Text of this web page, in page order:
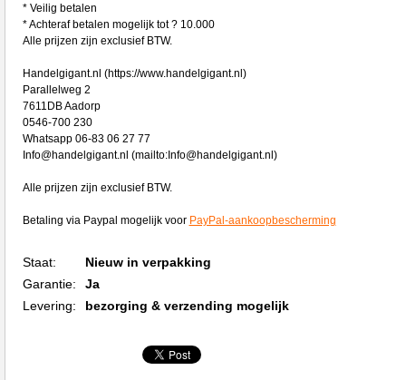
* Veilig betalen
* Achteraf betalen mogelijk tot ? 10.000
Alle prijzen zijn exclusief BTW.
Handelgigant.nl (https://www.handelgigant.nl)
Parallelweg 2
7611DB Aadorp
0546-700 230
Whatsapp 06-83 06 27 77
Info@handelgigant.nl (mailto:Info@handelgigant.nl)
Alle prijzen zijn exclusief BTW.
Betaling via Paypal mogelijk voor PayPal-aankoopbescherming
Staat:
Nieuw in verpakking
Garantie:
Ja
Levering:
bezorging & verzending mogelijk